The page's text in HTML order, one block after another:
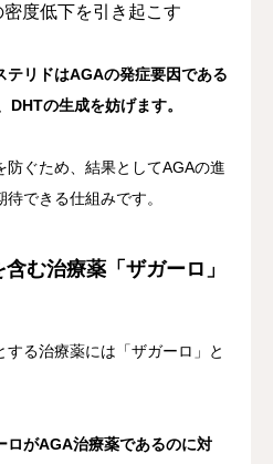
度低下を引き起こす
テリドはAGAの発症要因である
の生成を妨げます。
ぐため、結果としてAGAの進
できる仕組みです。
む治療薬「ザガーロ」
る治療薬には「ザガーロ」と
ロがAGA治療薬であるのに対